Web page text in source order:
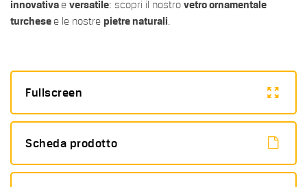
innovativa e versatile: scopri il nostro vetro ornamentale
turchese e le nostre pietre naturali
Fullscreen
Scheda prodotto